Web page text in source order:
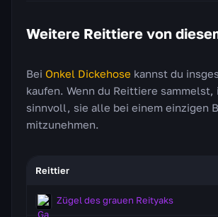
Weitere Reittiere von
Bei Onkel Dickehose kannst du
kaufen. Wenn du Reittiere sammelst,
sinnvoll, sie alle bei einem einzigen
mitzunehmen.
Reittier
Zügel des grauen Reityaks